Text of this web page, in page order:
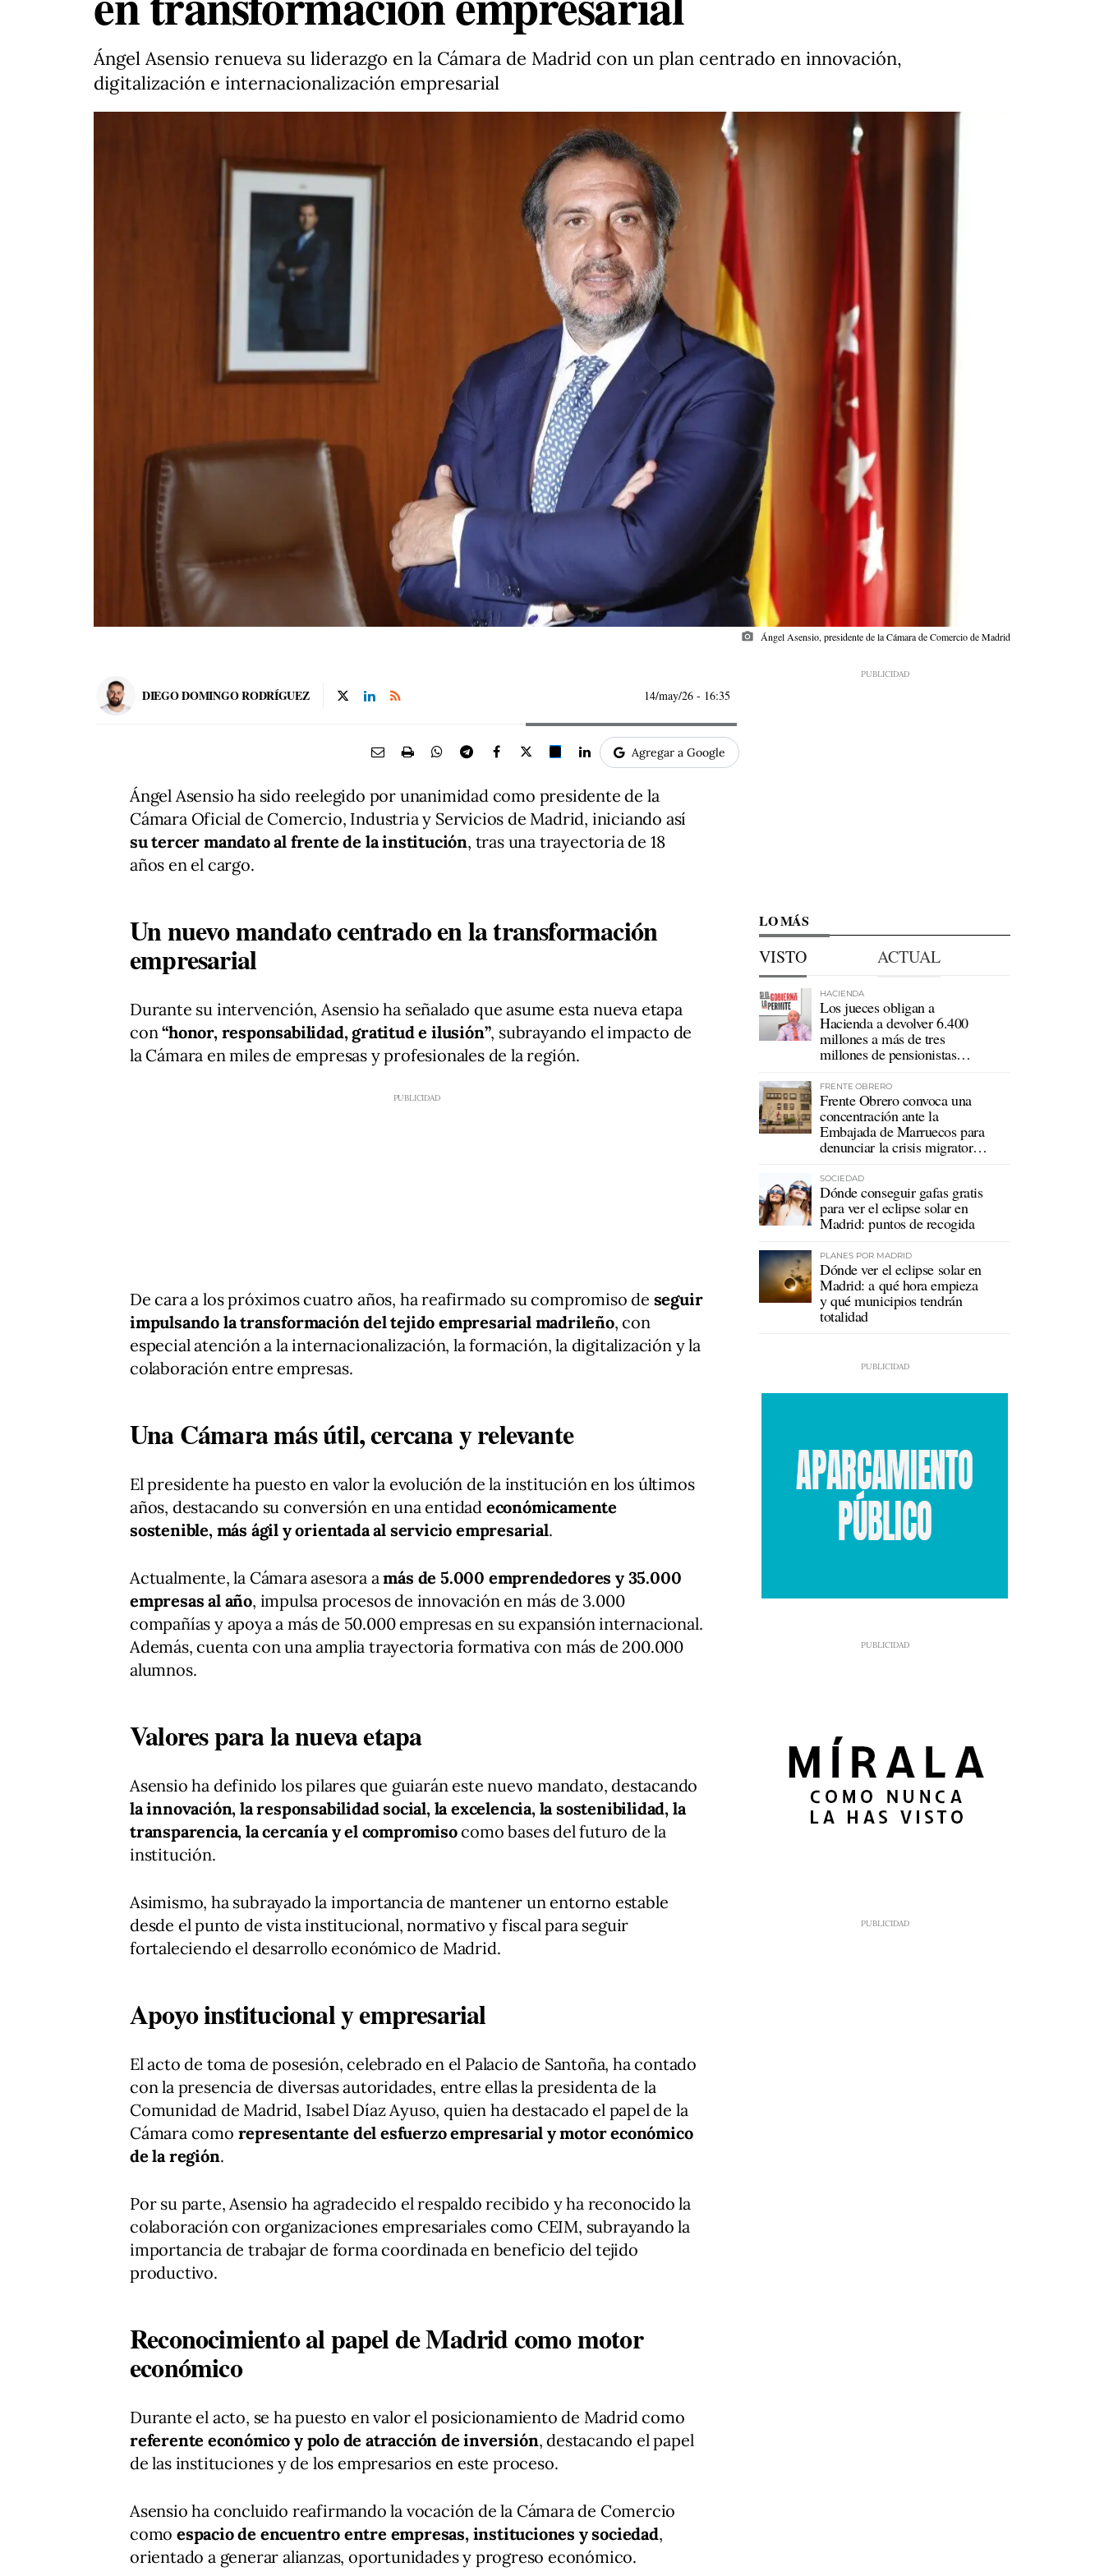
Ángel Asensio renueva su liderazgo en la Cámara de Madrid con un plan centrado en innovación,
digitalización e internacionalización empresarial
photo_camera Ángel Asensio, presidente de la Cámara de Comercio de Madrid
DIEGO DOMINGO RODRÍGUEZ 14/may/26 - 16:35
Agregar a Google
Ángel Asensio ha sido reelegido por unanimidad como presidente de la
Cámara Oficial de Comercio, Industria y Servicios de Madrid, iniciando así
su tercer mandato al frente de la institución, tras una trayectoria de 18
años en el cargo.
Un nuevo mandato centrado en la transformación
empresarial
Durante su intervención, Asensio ha señalado que asume esta nueva etapa
con“honor, responsabilidad, gratitud e ilusión”, subrayando el impacto de
la Cámara en miles de empresas y profesionales de la región.
De cara a los próximos cuatro años, ha reafirmado su compromiso de seguir
impulsando la transformación del tejido empresarial madrileño, con
especial atención a la internacionalización, la formación, la digitalización y la
colaboración entre empresas.
Una Cámara más útil, cercana y relevante
El presidente ha puesto en valor la evolución de la institución en los últimos
años, destacando su conversión en una entidad económicamente
sostenible, más ágil y orientada al servicio empresarial.
Actualmente, la Cámara asesora amás de 5.000 emprendedores y 35.000
empresas al año, impulsa procesos de innovación en más de 3.000
compañías y apoya a más de 50.000 empresas en su expansión internacional.
Además, cuenta con una amplia trayectoria formativa con más de 200.000
alumnos.
Valores para la nueva etapa
Asensio ha definido los pilares que guiarán este nuevo mandato, destacando
la innovación, la responsabilidad social, la excelencia, la sostenibilidad, la
transparencia, la cercanía y el compromisocomo bases del futuro de la
institución.
Asimismo, ha subrayado la importancia de mantener un entorno estable
desde el punto de vista institucional, normativo y fiscal para seguir
fortaleciendo el desarrollo económico de Madrid.
Apoyo institucional y empresarial
El acto de toma de posesión, celebrado en el Palacio de Santoña, ha contado
con la presencia de diversas autoridades, entre ellas la presidenta de la
Comunidad de Madrid, Isabel Díaz Ayuso, quien ha destacado el papel de la
Cámara como representante del esfuerzo empresarial y motor económico
de la región.
Por su parte, Asensio ha agradecido el respaldo recibido y ha reconocido la
colaboración con organizaciones empresariales como CEIM, subrayando la
importancia de trabajar de forma coordinada en beneficio del tejido
productivo.
Reconocimiento al papel de Madrid como motor
económico
Durante el acto, se ha puesto en valor el posicionamiento de Madrid como
referente económico y polo de atracción de inversión, destacando el papel
de las instituciones y de los empresarios en este proceso.
Asensio ha concluido reafirmando la vocación de la Cámara de Comercio
como espacio de encuentro entre empresas, instituciones y sociedad,
orientado a generar alianzas, oportunidades y progreso económico.
LO MÁS
VISTO ACTUAL
HACIENDA
Los jueces obligan a
Hacienda a devolver 6.400
millones a más de tres
millones de pensionistas
FRENTE OBRERO
Frente Obrero convoca una
concentración ante la
Embajada de Marruecos para
denunciar la crisis migratoria
SOCIEDAD
Dónde conseguir gafas gratis
para ver el eclipse solar en
Madrid: puntos de recogida
PLANES POR MADRID
Dónde ver el eclipse solar en
Madrid: a qué hora empieza
y qué municipios tendrán
totalidad